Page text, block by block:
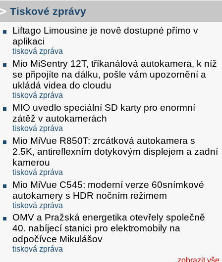
Tiskové zprávy
Liftago Limousine je nově dostupné přímo v
aplikaci
tisková zpráva
Mio MiSentry 12T, tříkanálová autokamera, k níž
se připojíte na dálku, pošle vám upozornění a
ukládá videa do cloudu
tisková zpráva
MIO uvedlo speciální SD karty pro enormní
zátěž v autokamerách
tisková zpráva
Mio MiVue R850T: zrcátková autokamera s
2.5K, antireflexním dotykovým displejem a zadní
kamerou
tisková zpráva
Mio MiVue C545: moderní verze 60snímkové
autokamery s HDR nočním režimem
tisková zpráva
OMV a Pražská energetika otevřely společně
40. nabíjecí stanici pro elektromobily na
odpočívce Mikulášov
tisková zpráva